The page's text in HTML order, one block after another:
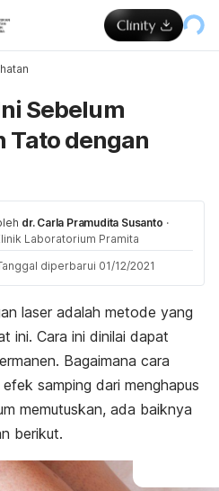
Sebelum
Tato dengan
dr. Carla Pramudita Susanto ·
Laboratorium Pramita
diperbarui 01/12/2021
laser adalah metode yang
ini. Cara ini dinilai dapat
Bagaimana cara
samping dari menghapus
memutuskan, ada baiknya
berikut.